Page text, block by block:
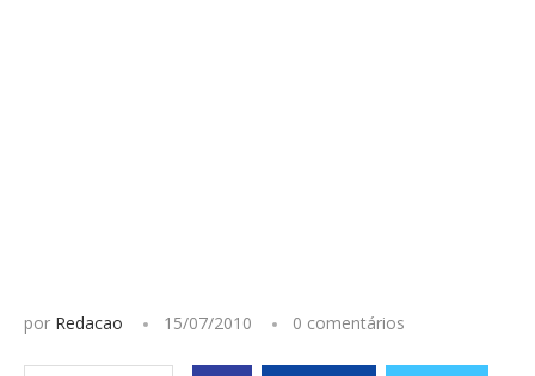
por Redacao 15/07/2010 0 comentários